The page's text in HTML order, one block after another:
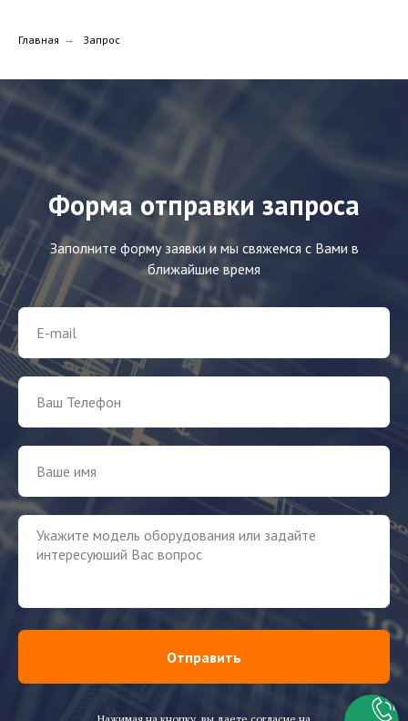
Главная → Запрос
Форма отправки запроса
Заполните форму заявки и мы свяжемся с Вами в
ближайшие время
Отправить